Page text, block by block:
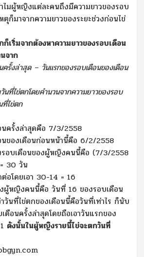
ไมผู้หญิงแต่ละคนถึงมีความยาวของรอบ
ตุก็มาจากความยาวของระยะช่วงก่อนไข่
ก็เริ่มจากต้องหาความยาวของรอบเดือน
จาก
ครั้งล่าสุด – วันแรกของรอบเดือนของเดือน
นที่ไข่ตกโดยคำนวนจากความยาวของรอบ
ที่ไข่ตก
ครั้งล่าสุดคือ 7/3/2558
นของเดือนก่อนหน้านี้คือ 6/2/2558
รอบเดือนของผู้หญิงคนนี้คือ (7/3/2558
30 วัน
อโดยเอา 30-14 = 16
ผู้หญิงคนนี้คือ วันที่ 16 ของรอบเดือน
าวันที่ไข่ตกของเดือนนี้คือวันที่เท่าไร ก็นับ
ดือนครั้งล่าสุดโดยถือเอาวันแรกของ
ดังนั้นในผู้หญิงรายนี้ไข่จะตกวันที่